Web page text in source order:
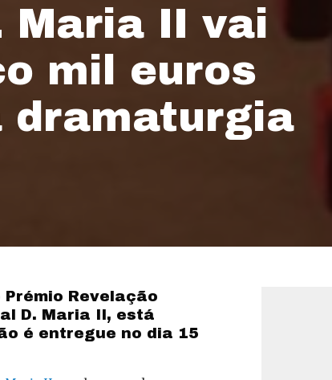
Maria II vai
mil euros
dramaturgia
Revelação
D. Maria II, está
é entregue no dia 15